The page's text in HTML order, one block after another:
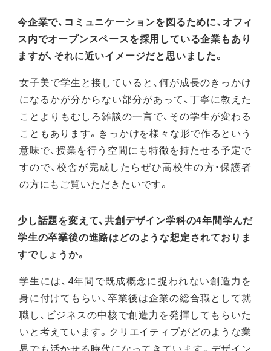
今企業で、コミュニケーションを図るために、オフィ
ス内でオープンスペースを採用している企業もあり
ますが、それに近いイメージだと思いました。
女子美で学生と接していると、何が成長のきっかけ
になるかが分からない部分があって、丁寧に教えた
ことよりもむしろ雑談の一言で、その学生が変わる
こともあります。きっかけを様々な形で作るという
意味で、授業を行う空間にも特徴を持たせる予定で
すので、校舎が完成したらぜひ高校生の方・保護者
の方にもご覧いただきたいです。
少し話題を変えて、共創デザイン学科の4年間学んだ
学生の卒業後の進路はどのような想定されておりま
すでしょうか。
学生には、4年間で既成概念に捉われない創造力を
身に付けてもらい、卒業後は企業の総合職として就
職し、ビジネスの中核で創造力を発揮してもらいた
いと考えています。クリエイティブがどのような業